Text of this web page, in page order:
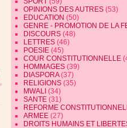
OPINIONS DES AUTRES (53)
EDUCATION (50)
GENRE - PROMOTION DE LA
DISCOURS (48)
LETTRES (46)
POESIE (45)
COUR CONSTITUTIONNELLE
HOMMAGES (39)
DIASPORA(37)
RELIGIONS (35)
MWALI (34)
SANTE (31)
REFORME
ARMEE (27)
DROITS HUMAINS ET